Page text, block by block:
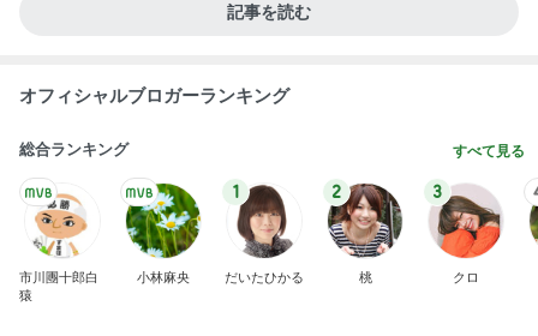
記事を読む
オフィシャルブロガーランキング
総合ランキング すべて見る
市川團十郎白
猿
小林麻央
1
だいたひかる
2
桃
3
クロ